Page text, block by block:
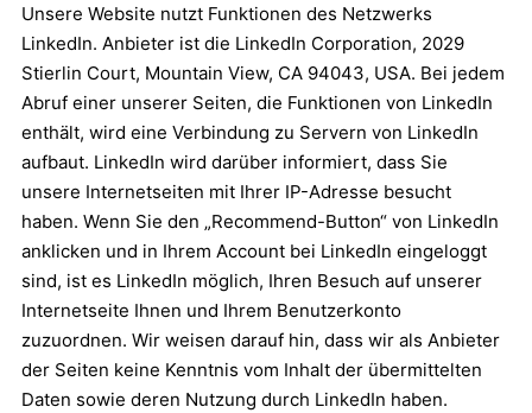
Unsere Website nutzt Funktionen des Netzwerks
LinkedIn. Anbieter ist die LinkedIn Corporation, 2029
Stierlin Court, Mountain View, CA 94043, USA. Bei jedem
Abruf einer unserer Seiten, die Funktionen von LinkedIn
enthält, wird eine Verbindung zu Servern von LinkedIn
aufbaut. LinkedIn wird darüber informiert, dass Sie
unsere Internetseiten mit Ihrer IP-Adresse besucht
haben. Wenn Sie den „Recommend-Button“ von LinkedIn
anklicken und in Ihrem Account bei LinkedIn eingeloggt
sind, ist es LinkedIn möglich, Ihren Besuch auf unserer
Internetseite Ihnen und Ihrem Benutzerkonto
zuzuordnen. Wir weisen darauf hin, dass wir als Anbieter
der Seiten keine Kenntnis vom Inhalt der übermittelten
Daten sowie deren Nutzung durch LinkedIn haben.